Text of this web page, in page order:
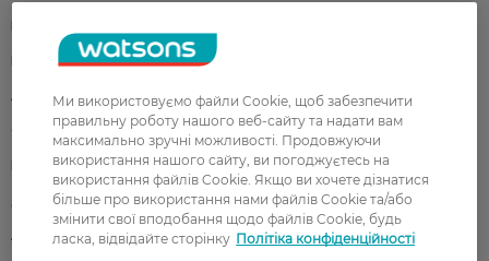
Парфуми
Акції Макіяж
Обличчя Тіло
Подарунки Діти
Волосся
Аксесуари Дерматокосметика
Ми використовуємо файли Cookie, щоб забезпечити
правильну роботу нашого веб-сайту та надати вам
максимально зручні можливості. Продовжуючи
використання нашого сайту, ви погоджуєтесь на
використання файлів Cookie. Якщо ви хочете дізнатися
більше про використання нами файлів Cookie та/або
змінити свої вподобання щодо файлів Cookie, будь
ласка, відвідайте сторінку Політіка конфіденційності